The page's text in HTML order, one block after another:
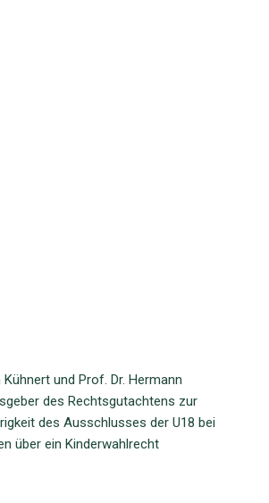
und Prof. Dr. Hermann
des Rechtsgutachtens zur
des Ausschlusses der U18 bei
über ein Kinderwahlrecht